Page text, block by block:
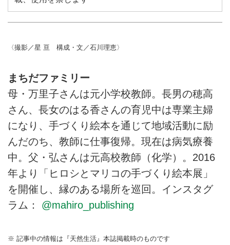
〈撮影／星 亘 構成・文／石川理恵〉
まちだファミリー
母・万里子さんは元小学校教師。長男の穂高
さん、長女のはる香さんの育児中は専業主婦
になり、手づくり絵本を通じて地域活動に励
んだのち、教師に仕事復帰。現在は病気療養
中。父・弘さんは元高校教師（化学）。2016
年より「ヒロシとマリコの手づくり絵本展」
を開催し、縁のある場所を巡回。インスタグ
ラム： @mahiro_publishing
※ 記事中の情報は『天然生活』本誌掲載時のものです